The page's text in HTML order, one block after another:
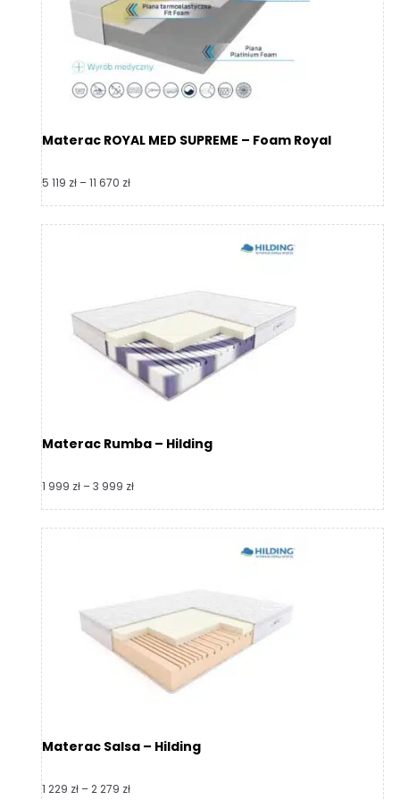
Materac ROYAL MED SUPREME – Foam Royal
5 119 zł –11 670 złZakres
670 zł
Materac Rumba – Hilding
1 999 zł –3 999 złZakres
Materac Salsa – Hilding
1 229 zł –2 279 złZakres